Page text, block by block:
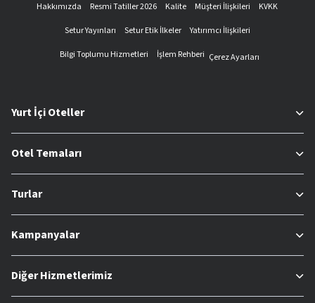
Hakkımızda Resmi Tatiller 2026 Kalite Müşteri İlişkileri
KVKK
Setur Yayınları
Setur Etik İlkeler
Yatırımcı İlişkileri
Bilgi Toplumu Hizmetleri
İşlem Rehberi Çerez Ayarları
Yurt İçi Oteller
Otel Temaları
Turlar
Kampanyalar
Diğer Hizmetlerimiz